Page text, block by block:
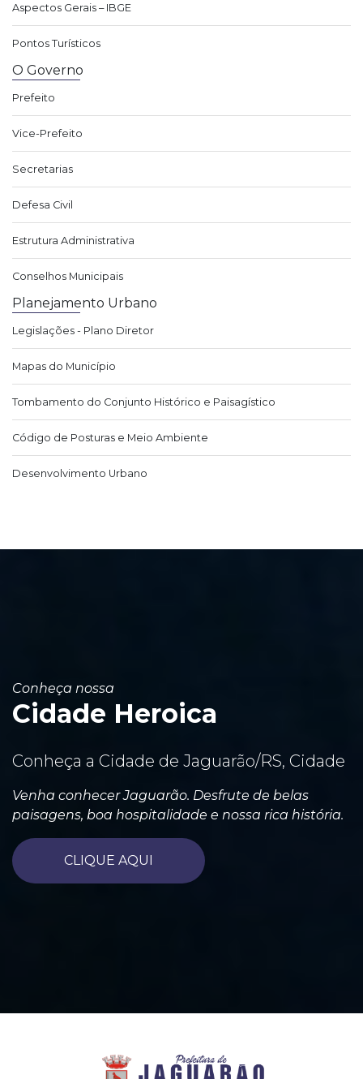
Aspectos Gerais – IBGE
Pontos Turísticos
O Governo
Prefeito
Vice-Prefeito
Secretarias
Defesa Civil
Estrutura Administrativa
Conselhos Municipais
Planejamento Urbano
Legislações - Plano Diretor
Mapas do Município
Tombamento do Conjunto Histórico e Paisagístico
Código de Posturas e Meio Ambiente
Desenvolvimento Urbano
Conheça nossa
Cidade Heroica
Conheça a Cidade de Jaguarão/RS, Cidade
Venha conhecer Jaguarão. Desfrute de belas
paisagens, boa hospitalidade e nossa rica história.
CLIQUE AQUI